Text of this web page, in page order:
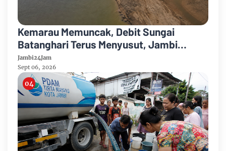
Kemarau Memuncak, Debit Sungai
Batanghari Terus Menyusut, Jambi
Hadapi Ancaman Krisis Air Bersih dan
Karhutla
Jambi24Jam
Sept 06, 2026